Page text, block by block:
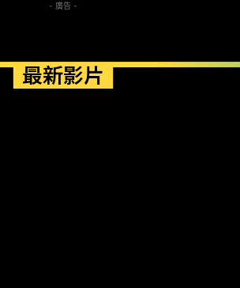
- 廣告 -
最新影片